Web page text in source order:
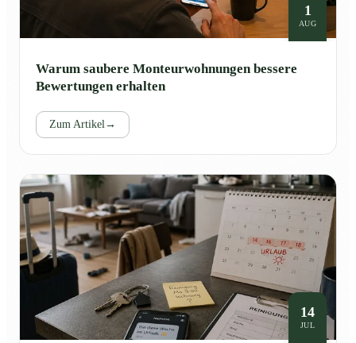
1
AUG
Warum saubere Monteurwohnungen bessere
Bewertungen erhalten
Zum Artikel →
14
JUL